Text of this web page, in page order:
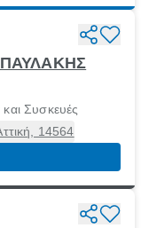
Συσκευές
14564